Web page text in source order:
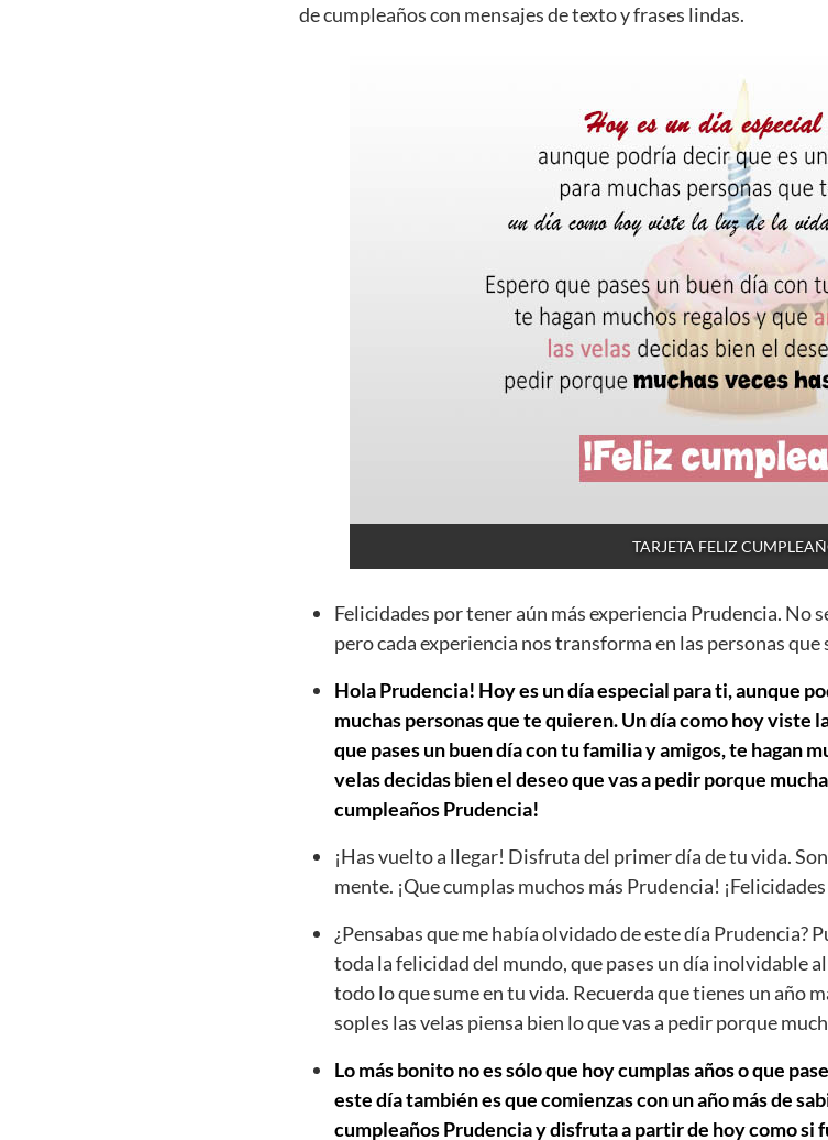
de cumpleaños con mensajes de texto y frases lindas.
TARJETA FELIZ
Felicidades por tener aún más experiencia Prudencia. No
pero cada experiencia nos transforma en las personas
Hola Prudencia! Hoy es un día especial para ti, aunque
muchas personas que te quieren. Un día como hoy viste
que pases un buen día con tu familia y amigos, te hagan
velas decidas bien el deseo que vas a pedir porque
cumpleaños Prudencia!
¡Has vuelto a llegar! Disfruta del primer día de tu vida.
mente. ¡Que cumplas muchos más Prudencia!
¿Pensabas que me había olvidado de este día Prudencia?
toda la felicidad del mundo, que pases un día inolvidable
todo lo que sume en tu vida. Recuerda que tienes un año
soples las velas piensa bien lo que vas a pedir porque
Lo más bonito no es sólo que hoy cumplas años o que
este día también es que comienzas con un año más de
cumpleaños Prudencia y disfruta a partir de hoy como si